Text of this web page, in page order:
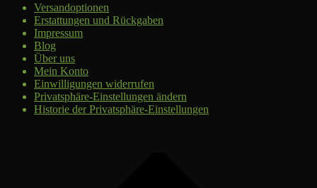
Versandoptionen
Erstattungen und Rückgaben
Impressum
Blog
Über uns
Mein Konto
Einwilligungen widerrufen
Privatsphäre-Einstellungen ändern
Historie der Privatsphäre-Einstellungen